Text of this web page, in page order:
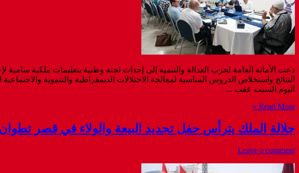
دعت الأمانة العامة لحزب العدالة والتنمية إلى إحداث لجنة وطنية بتعليمات ملكية
النتائج واستخلاص الدروس المناسبة لمعالجة الاختلالات الديمقراطية والتنموية
اليوم السبت عقب ...
Read More »
جلالة الملك يترأس حفل تجديد البيعة والولاء في قصر
Leave a comment